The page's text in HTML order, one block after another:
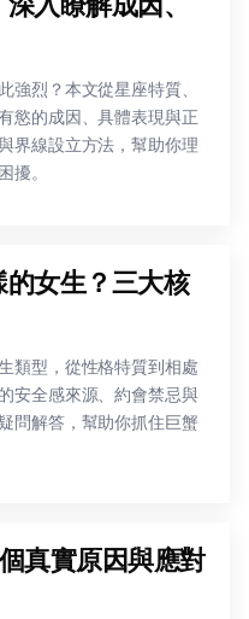
強烈？本文從星座特質、
慾的成因、具體表現與正
界線設立方法，幫助你理
擾。
女生？三大核
類型，從性格特質到相處
安全感來源、約會禁忌與
問解答，幫助你抓住巨蟹
真實原因與應對